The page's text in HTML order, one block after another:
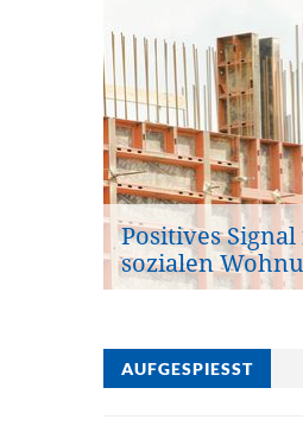
Positives
sozialen
AUFGESPIESST